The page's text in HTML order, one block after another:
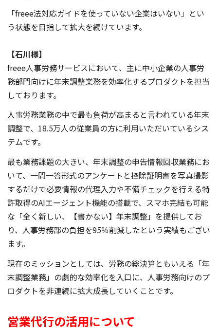
「freee法対応ガイドを使っていない企業はいない」とい
う状態を目指して拡大を続けています。
【石川様】
freee人事労務サービスにおいて、主に中小企業の人事労
務部門向けに年末調整業務を効率化するプロダクトを担当
しております。
人事労務業務の中で最も負荷が高まると言われている年末
調整で、18.5万人の従業員の方に利用いただいているシス
テムです。
最も業務課題の大きい、年末調整の申告情報回収業務にお
いて、一問一答形式のアンケートと控除証明書を写真撮影
するだけで必要情報の代理入力や不備チェックを行える特
許取得のAIエージェント機能の搭載で、スマホ完結も可能
な「全く新しい、【書かない】年末調整」を提供してお
り、人事労務部の負担を95％削減したという実績もござい
ます。
現在のミッションとしては、労務の総決算ともいえる「年
末調整業務」の劇的な効率化を入口に、人事労務向けのプ
ロダクトを非連続に拡大成長していくことです。
営業代行の活用について